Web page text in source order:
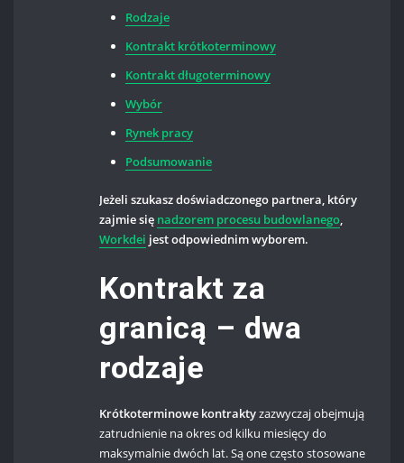
Rodzaje
Kontrakt krótkoterminowy
Kontrakt długoterminowy
Wybór
Rynek pracy
Podsumowanie
Jeżeli szukasz doświadczonego partnera, który
zajmie się nadzorem procesu budowlanego,
Workdei jest odpowiednim wyborem.
Kontrakt za
granicą – dwa
rodzaje
Krótkoterminowe kontraktyzazwyczaj obejmują
zatrudnienie na okres od kilku miesięcy do
maksymalnie dwóch lat. Są one często stosowane